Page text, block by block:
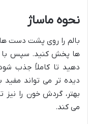
نحوه ماساژ
بالم را روی پشت دست
ها پخش کنید. سپس با
دهید تا کاملاً جذب
دیده تر می تواند
بهتر، گردش خون را
می کند.